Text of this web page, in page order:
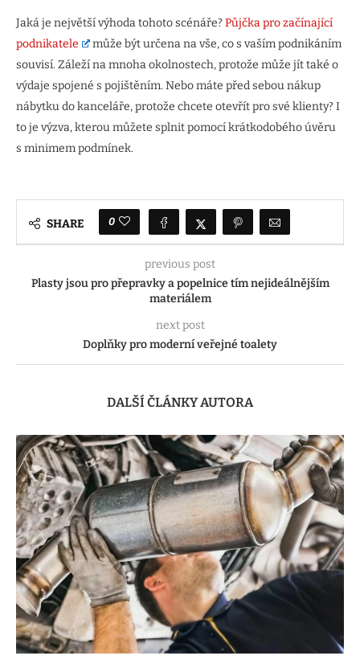
Jaká je největší výhoda tohoto scénáře?Půjčka pro začínající
podnikatele
může být určena na vše, co s vaším podnikáním
souvisí. Záleží na mnoha okolnostech, protože může jít také o
výdaje spojené s pojištěním. Nebo máte před sebou nákup
nábytku do kanceláře, protože chcete otevřít pro své klienty? I
to je výzva, kterou můžete splnit pomocí krátkodobého úvěru
s minimem podmínek.
SHARE 0
previous post
Plasty jsou pro přepravky a popelnice tím nejideálnějším
materiálem
next post
Doplňky pro moderní veřejné toalety
DALŠÍ ČLÁNKY AUTORA